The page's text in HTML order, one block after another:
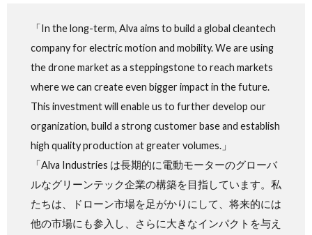
「In the long-term, Alva aims to build a global cleantech
company for electric motion and mobility. We are using
the drone market as a steppingstone to reach markets
where we can create even bigger impact in the future.
This investment will enable us to further develop our
organization, build a strong customer base and establish
high quality production at greater volumes.」
「Alva Industries は長期的に電動モーターのグローバ
ルなグリーンテック企業の構築を目指しています。私
たちは、ドローン市場を足がかりにして、将来的には
他の市場にも参入し、さらに大きなインパクトを与え